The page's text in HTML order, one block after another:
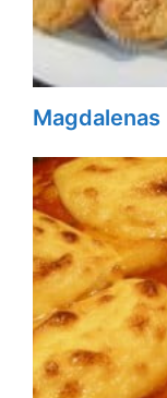
Magdalenas